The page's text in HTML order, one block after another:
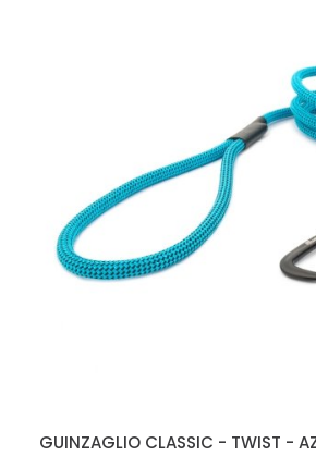
GUINZAGLIO CLASSIC - TWIST -